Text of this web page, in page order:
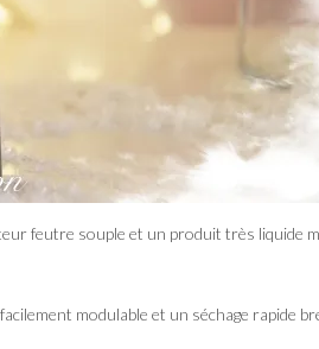
feutre souple et un produit très liquide
modulable et un séchage rapide